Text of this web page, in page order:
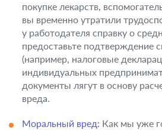
покупке лекарств,
вы временно утратили
у работодателя справку о
предоставьте подтверждение
(например, налоговые
индивидуальных
документы лягут в основу
вреда.
Моральный вред: Как мы уже